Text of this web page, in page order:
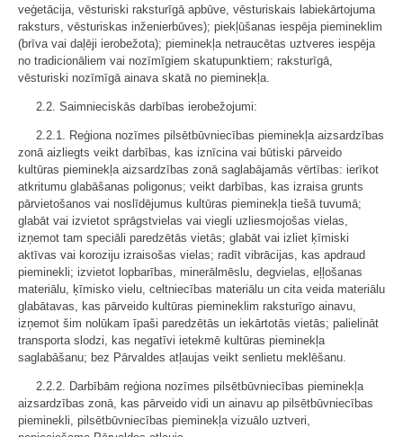
veģetācija, vēsturiski raksturīgā apbūve, vēsturiskais labiekārtojuma
raksturs, vēsturiskas inženierbūves); piekļūšanas iespēja piemineklim
(brīva vai daļēji ierobežota); pieminekļa netraucētas uztveres iespēja
no tradicionāliem vai nozīmīgiem skatupunktiem; raksturīgā,
vēsturiski nozīmīgā ainava skatā no pieminekļa.
2.2. Saimnieciskās darbības ierobežojumi:
2.2.1. Reģiona nozīmes pilsētbūvniecības pieminekļa aizsardzības
zonā aizliegts veikt darbības, kas iznīcina vai būtiski pārveido
kultūras pieminekļa aizsardzības zonā saglabājamās vērtības: ierīkot
atkritumu glabāšanas poligonus; veikt darbības, kas izraisa grunts
pārvietošanos vai noslīdējumus kultūras pieminekļa tiešā tuvumā;
glabāt vai izvietot sprāgstvielas vai viegli uzliesmojošas vielas,
izņemot tam speciāli paredzētās vietās; glabāt vai izliet ķīmiski
aktīvas vai koroziju izraisošas vielas; radīt vibrācijas, kas apdraud
pieminekli; izvietot lopbarības, minerālmēslu, degvielas, eļļošanas
materiālu, ķīmisko vielu, celtniecības materiālu un cita veida materiālu
glabātavas, kas pārveido kultūras piemineklim raksturīgo ainavu,
izņemot šim nolūkam īpaši paredzētās un iekārtotās vietās; palielināt
transporta slodzi, kas negatīvi ietekmē kultūras pieminekļa
saglabāšanu; bez Pārvaldes atļaujas veikt senlietu meklēšanu.
2.2.2. Darbībām reģiona nozīmes pilsētbūvniecības pieminekļa
aizsardzības zonā, kas pārveido vidi un ainavu ap pilsētbūvniecības
pieminekli, pilsētbūvniecības pieminekļa vizuālo uztveri,